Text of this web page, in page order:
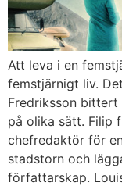
Att leva i en
femstjärnigt liv.
Fredriksson bittert
på olika sätt. Filip
chefredaktör för
stadstorn och
författarskap.